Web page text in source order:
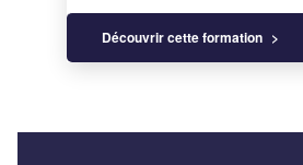
Découvrir cette formation